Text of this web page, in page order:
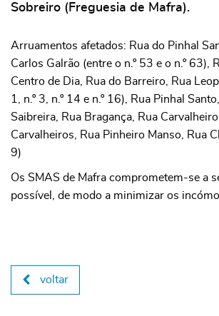
Sobreiro (Freguesia de Mafra).
Arruamentos afetados: Rua do Pinhal
Carlos Galrão (entre o n.º 53 e o n.º 63),
Centro de Dia, Rua do Barreiro, Rua
1, n.º 3, n.º 14 e n.º 16), Rua Pinhal
Saibreira, Rua Bragança, Rua
Carvalheiros, Rua Pinheiro Manso, Rua
9)
Os SMAS de Mafra comprometem-se a
possível, de modo a minimizar os
voltar